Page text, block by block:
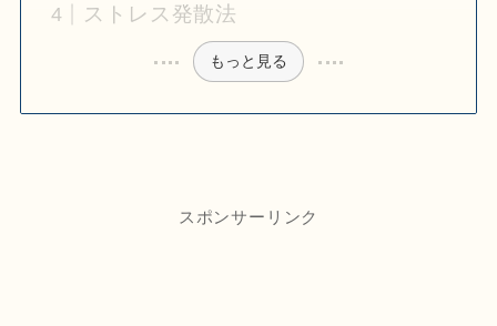
ストレス発散法
もっと見る
スポンサーリンク